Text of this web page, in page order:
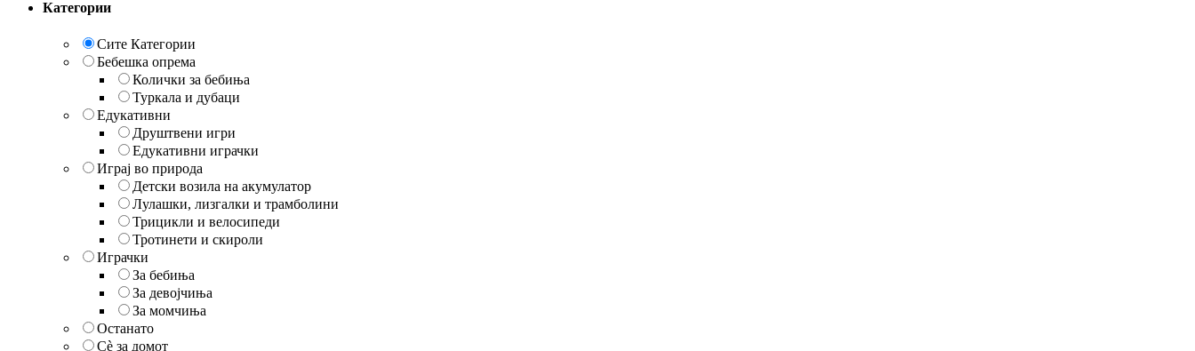
Категории
Сите Категории
Бебешка опрема
Колички за бебиња
Туркала и дубаци
Едукативни
Друштвени игри
Едукативни играчки
Играј во природа
Детски возила на акумулатор
Лулашки, лизгалки и трамболини
Трицикли и велосипеди
Тротинети и скироли
Играчки
За бебиња
За девојчиња
За момчиња
Останато
Сè за домот